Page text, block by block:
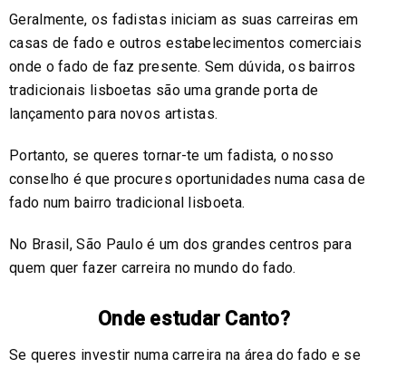
Geralmente, os fadistas iniciam as suas carreiras em
casas de fado e outros estabelecimentos comerciais
onde o fado de faz presente. Sem dúvida, os bairros
tradicionais lisboetas são uma grande porta de
lançamento para novos artistas.
Portanto, se queres tornar-te um fadista, o nosso
conselho é que procures oportunidades numa casa de
fado num bairro tradicional lisboeta.
No Brasil, São Paulo é um dos grandes centros para
quem quer fazer carreira no mundo do fado.
Onde estudar Canto?
Se queres investir numa carreira na área do fado e se